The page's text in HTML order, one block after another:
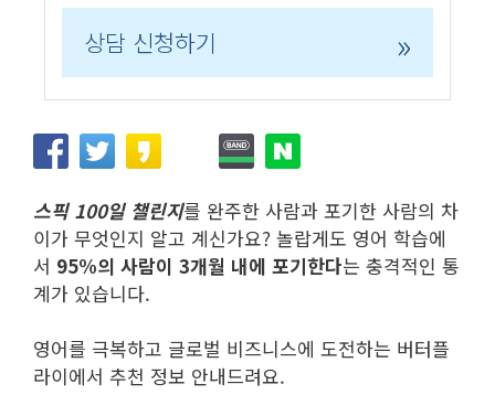
상담 신청하기 »
스픽 100일 챌린지를 완주한 사람과 포기한 사람의 차
이가 무엇인지 알고 계신가요? 놀랍게도 영어 학습에
서 95%의 사람이 3개월 내에 포기한다는 충격적인 통
계가 있습니다.
영어를 극복하고 글로벌 비즈니스에 도전하는 버터플
라이에서 추천 정보 안내드려요.